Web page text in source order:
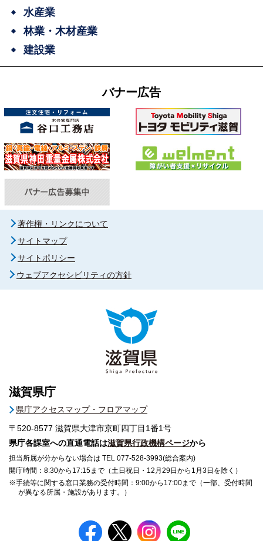
水産業
林業・木材産業
建設業
バナー広告
著作権・リンクについて
サイトマップ
サイトポリシー
ウェブアクセシビリティの方針
滋賀県庁
県庁アクセスマップ・フロアマップ
〒520-8577 滋賀県大津市京町四丁目1番1号
県庁各課室への直通電話は滋賀県行政機構ページから
担当所属が分からない場合は TEL 077-528-3993(総合案内)
開庁時間：8:30から17:15まで（土日祝日・12月29日から1月3日を除く）
※手続等に関する窓口業務の受付時間：9:00から17:00まで（一部、受付時間
が異なる所属・施設があります。）